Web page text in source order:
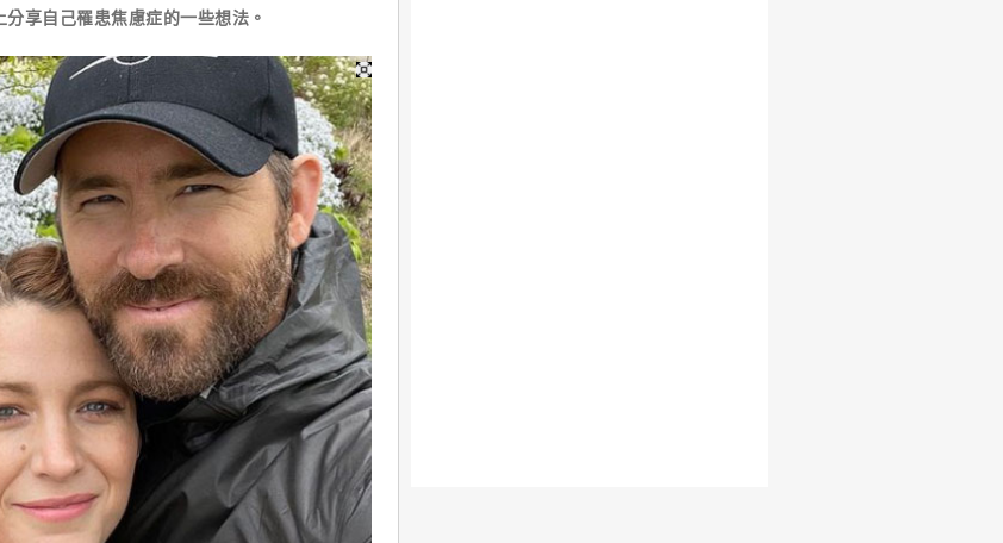
享自己罹患焦慮症的一些想法。